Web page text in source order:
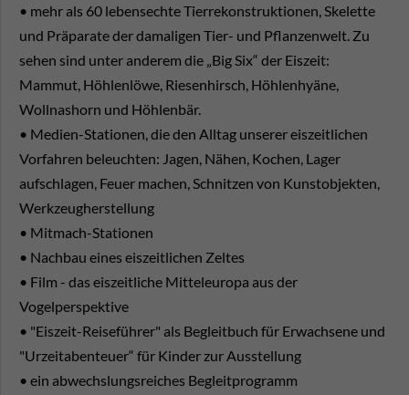
• mehr als 60 lebensechte Tierrekonstruktionen, Skelette
und Präparate der damaligen Tier- und Pflanzenwelt. Zu
sehen sind unter anderem die „Big Six“ der Eiszeit:
Mammut, Höhlenlöwe, Riesenhirsch, Höhlenhyäne,
Wollnashorn und Höhlenbär.
• Medien-Stationen, die den Alltag unserer eiszeitlichen
Vorfahren beleuchten: Jagen, Nähen, Kochen, Lager
aufschlagen, Feuer machen, Schnitzen von Kunstobjekten,
Werkzeugherstellung
• Mitmach-Stationen
• Nachbau eines eiszeitlichen Zeltes
• Film - das eiszeitliche Mitteleuropa aus der
Vogelperspektive
• "Eiszeit-Reiseführer" als Begleitbuch für Erwachsene und
"Urzeitabenteuer“ für Kinder zur Ausstellung
• ein abwechslungsreiches Begleitprogramm